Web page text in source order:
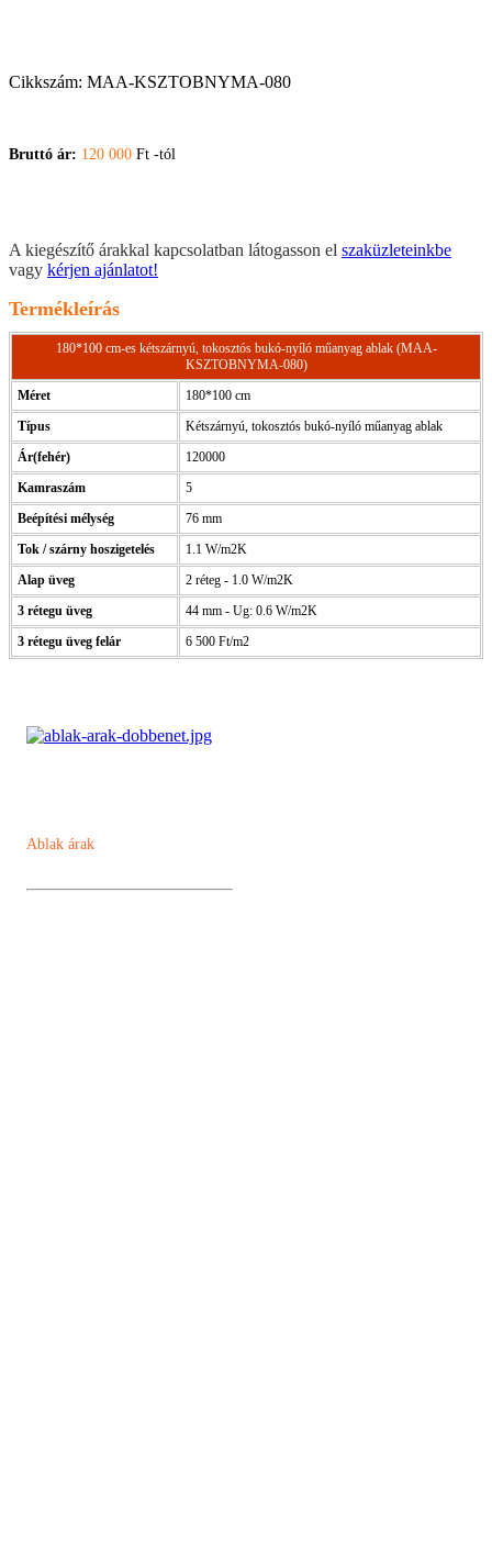
Cikkszám: MAA-KSZTOBNYMA-080
Bruttó ár: 120 000 Ft -tól
A kiegészítő árakkal kapcsolatban látogasson el szaküzleteinkbe
vagy kérjen ajánlatot!
Termékleírás
180*100 cm-es kétszárnyú, tokosztós bukó-nyíló műanyag ablak (MAA-
KSZTOBNYMA-080)
Méret
180*100 cm
Típus
Kétszárnyú, tokosztós bukó-nyíló műanyag ablak
Ár(fehér)
120000
Kamraszám
5
Beépítési mélység
76 mm
Tok / szárny hoszigetelés
1.1 W/m2K
Alap üveg
2 réteg - 1.0 W/m2K
3 rétegu üveg
44 mm - Ug: 0.6 W/m2K
3 rétegu üveg felár
6 500 Ft/m2
Ablak árak